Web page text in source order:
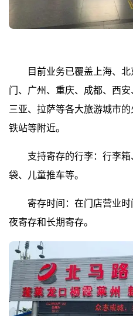
目前业务已覆盖上海、
门、广州、重庆、成都、西安
三亚、拉萨等各大旅游城市
铁站等附近。
支持寄存的行李：行李
袋、儿童推车等。
寄存时间：在门店营业
夜寄存和长期寄存。